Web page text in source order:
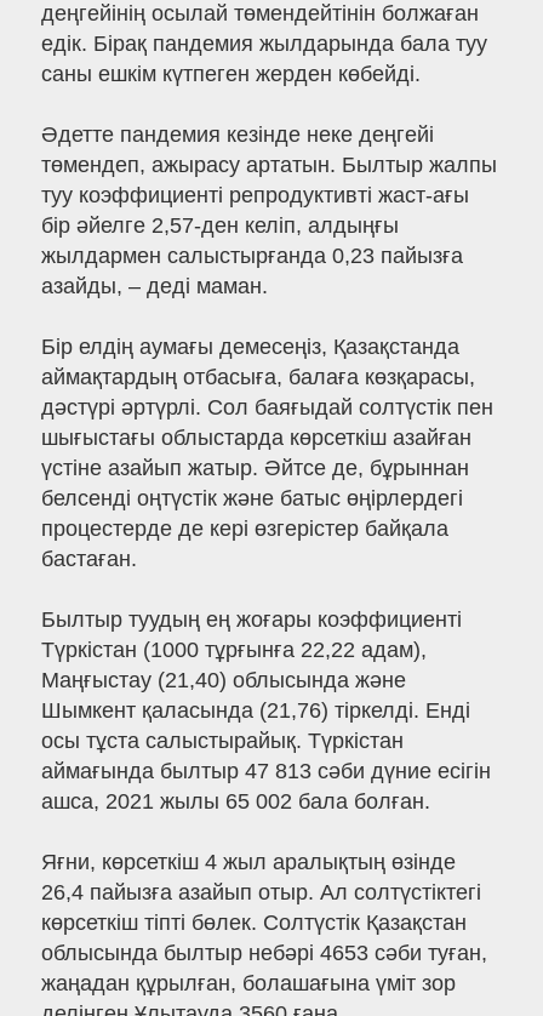
деңгейінің осылай төмендейтінін болжаған
едік. Бірақ пандемия жылдарында бала туу
саны ешкім күтпеген жерден көбейді.
Әдетте пандемия кезінде неке деңгейі
төмендеп, ажырасу артатын. Былтыр жалпы
туу коэффициенті репродуктивті жаст-ағы
бір әйелге 2,57-ден келіп, алдыңғы
жылдармен салыстырғанда 0,23 пайызға
азайды, – деді маман.
Бір елдің аумағы демесеңіз, Қазақстанда
аймақтардың отбасыға, балаға көзқарасы,
дәстүрі әртүрлі. Сол баяғыдай солтүстік пен
шығыстағы облыстарда көрсеткіш азайған
үстіне азайып жатыр. Әйтсе де, бұрыннан
белсенді оңтүстік және батыс өңірлердегі
процестерде де кері өзгерістер байқала
бастаған.
Былтыр туудың ең жоғары коэффициенті
Түркістан (1000 тұрғынға 22,22 адам),
Маңғыстау (21,40) облысында және
Шымкент қаласында (21,76) тіркелді. Енді
осы тұста салыстырайық. Түркістан
аймағында былтыр 47 813 сәби дүние есігін
ашса, 2021 жылы 65 002 бала болған.
Яғни, көрсеткіш 4 жыл аралықтың өзінде
26,4 пайызға азайып отыр. Ал солтүстіктегі
көрсеткіш тіпті бөлек. Солтүстік Қазақстан
облысында былтыр небәрі 4653 сәби туған,
жаңадан құрылған, болашағына үміт зор